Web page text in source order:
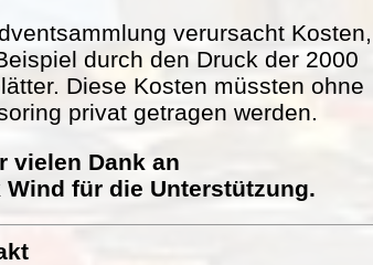
verursacht Kosten,
durch den Druck der 2000
Diese Kosten müssten ohne
privat getragen werden.
vielen Dank an
Wind für die Unterstützung.